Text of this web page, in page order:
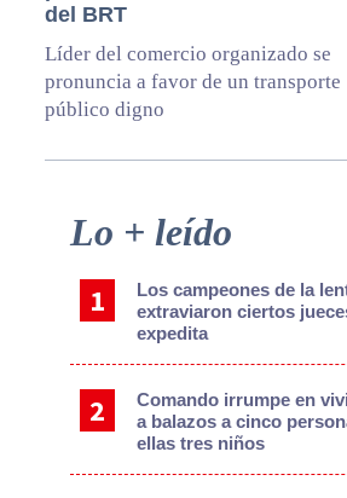
del BRT
Líder del comercio organizado se
pronuncia a favor de un transporte
público digno
Primary
Lo + leído
Los campeones de la
extraviaron ciertos
expedita
Comando irrumpe en
a balazos a cinco
ellas tres niños